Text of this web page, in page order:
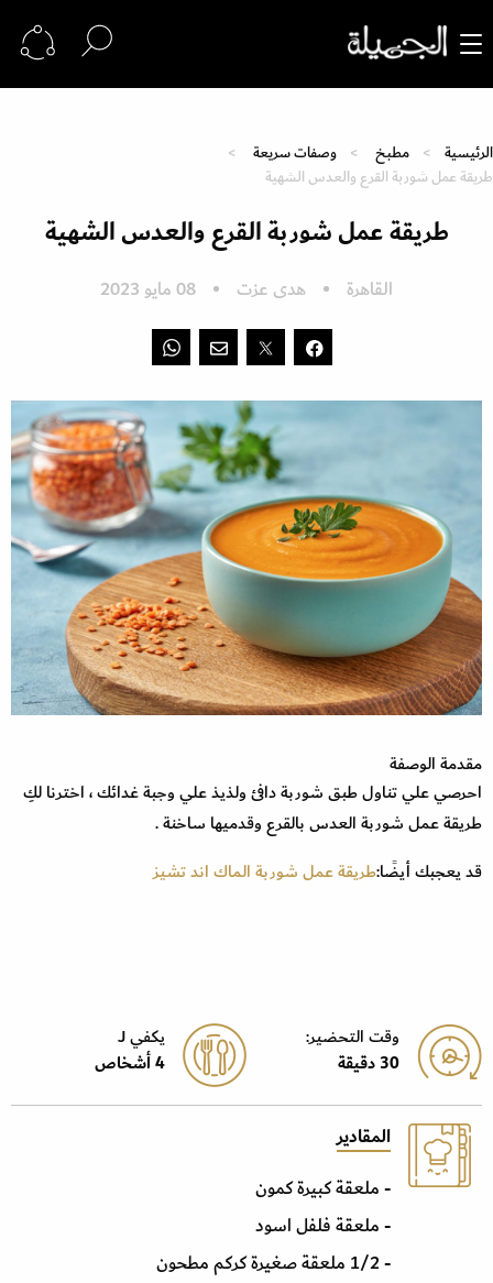
الرئيسية مطبخ
وصفات سريعة
طريقة عمل شوربة القرع والعدس الشهية
طريقة عمل شوربة القرع والعدس الشهية
القاهرة هدى عزت 08 مايو 2023
مقدمة الوصفة
احرصي علي تناول طبق شوربة دافئ ولذيذ علي وجبة غدائك ، اخترنا لكِ
طريقة عمل شوربة العدس بالقرع وقدميها ساخنة .
قد يعجبك أيضًا:طريقة عمل شوربة الماك اند تشيز
وقت التحضير:
30 دقيقة
يكفي J
4 أشخاص
المقادير
- ملعقة كبيرة كمون
- ملعقة فلفل اسود
- 1/2 ملعقة صغيرة كركم مطحون